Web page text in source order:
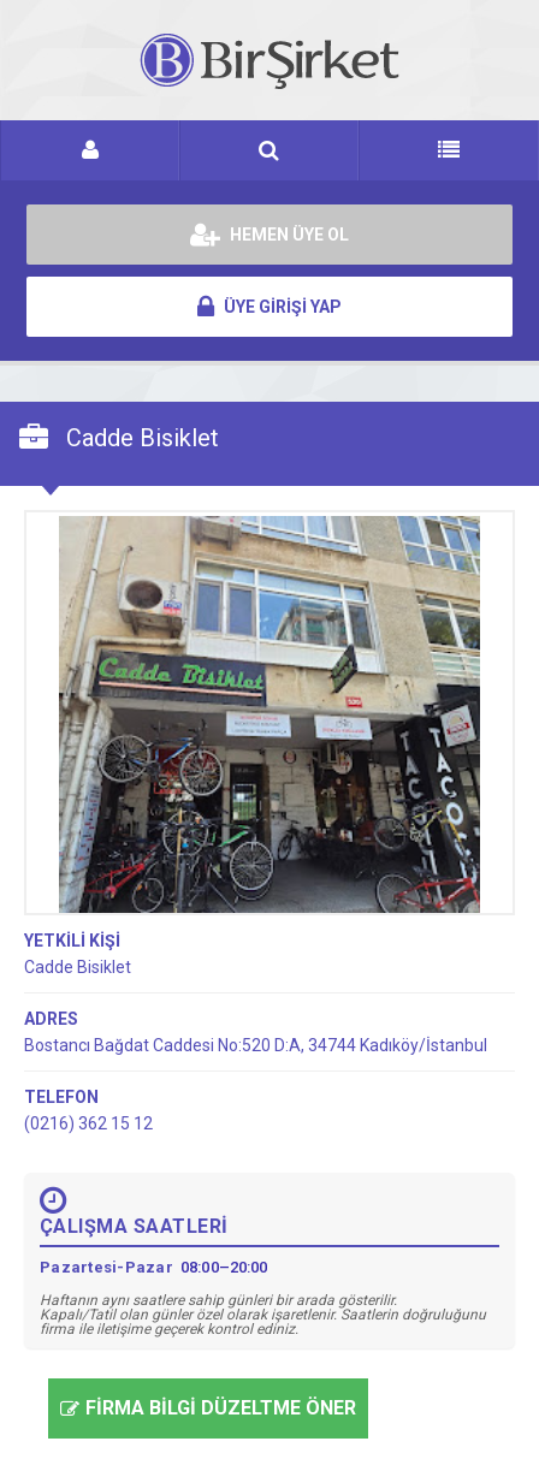
HEMEN ÜYE OL
ÜYE GİRİŞİ YAP
Cadde Bisiklet
YETKİLİ KİŞİ
Cadde Bisiklet
ADRES
Bostancı Bağdat Caddesi No:520 D:A, 34744 Kadıköy/İstanbul
TELEFON
(0216) 362 15 12
ÇALIŞMA SAATLERİ
Pazartesi-Pazar 08:00–20:00
Haftanın aynı saatlere sahip günleri bir arada gösterilir.
Kapalı/Tatil olan günler özel olarak işaretlenir. Saatlerin doğruluğunu
firma ile iletişime geçerek kontrol ediniz.
FİRMA BİLGİ DÜZELTME ÖNER